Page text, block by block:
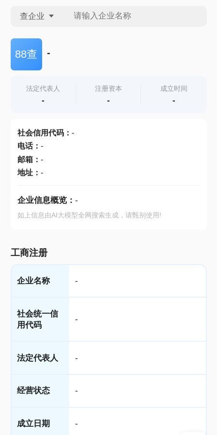
查企业
查企业
查产地
88查 -
法定代表人
-
注册资本
-
成立时间
-
社会信用代码： -
电话： -
邮箱： -
地址： -
企业信息概览： -
如上信息由AI大模型全网搜索生成，请甄别使用!
工商注册
企业名称 -
社会统一信
用代码
-
法定代表人 -
经营状态 -
成立日期 -